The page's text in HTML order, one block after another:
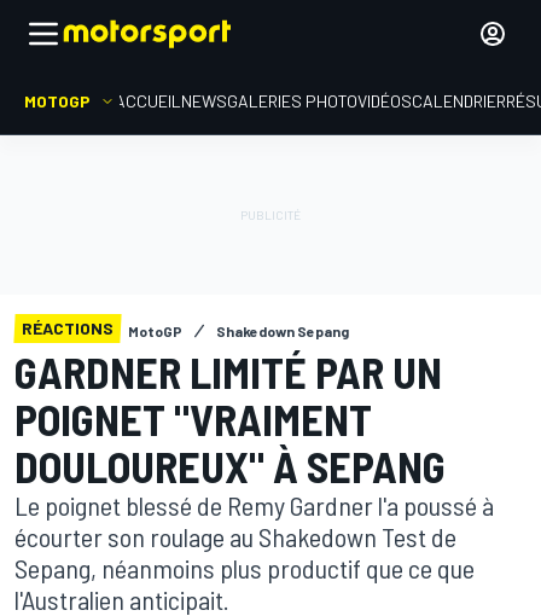
MOTOGP ACCUEIL NEWSGALERIES PHOTOVIDÉOSCALENDRIER
RÉACTIONS MotoGP Shakedown Sepang
GARDNER LIMITÉ PAR UN
POIGNET "VRAIMENT
DOULOUREUX" À SEPANG
Le poignet blessé de Remy Gardner l'a poussé à
écourter son roulage au Shakedown Test de
Sepang, néanmoins plus productif que ce que
l'Australien anticipait.